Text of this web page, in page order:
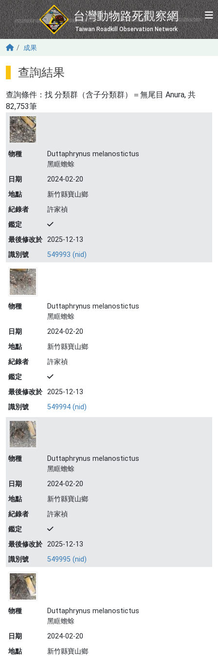
移至主內容
台灣動物路死觀察網
Taiwan Roadkill Observation Network
成果
查詢結果
查詢條件：找 分類群（含子分類群）＝無尾目 Anura, 共
82,753筆
物種
Duttaphrynus melanostictus
黑眶蟾蜍
日期
2024-02-20
地點
新竹縣寶山鄉
紀錄者
許家禎
鑑定
最後修改於 2025-12-13
識別號
549993 (nid)
物種
Duttaphrynus melanostictus
黑眶蟾蜍
日期
2024-02-20
地點
新竹縣寶山鄉
紀錄者
許家禎
鑑定
最後修改於 2025-12-13
識別號
549994 (nid)
物種
Duttaphrynus melanostictus
黑眶蟾蜍
日期
2024-02-20
地點
新竹縣寶山鄉
紀錄者
許家禎
鑑定
最後修改於 2025-12-13
識別號
549995 (nid)
物種
Duttaphrynus melanostictus
黑眶蟾蜍
日期
2024-02-20
地點
新竹縣寶山鄉